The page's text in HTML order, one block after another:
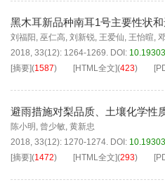
黑木耳新品种南耳1号主要性状
刘福阳 , 巫仁高, 刘新锐, 王爱仙, 王怡暄,
2018, 33(12): 1264-1269. DOI:
[摘要](1587) [HTML全文](423)
避雨措施对梨品质、土壤化学性
陈小明 , 曾少敏, 黄新忠
2018, 33(12): 1270-1274. DOI:
[摘要](1472) [HTML全文](293)